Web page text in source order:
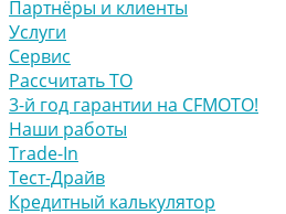
Партнёры и клиенты
Услуги
Сервис
Рассчитать ТО
3-й год гарантии на CFMOTO!
Наши работы
Trade-In
Тест-Драйв
Кредитный калькулятор